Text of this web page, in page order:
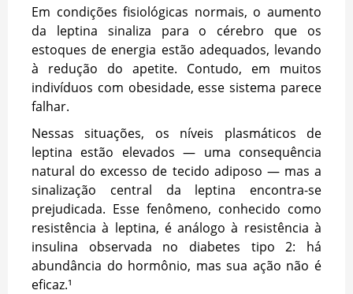
Em condições fisiológicas normais, o aumento
da leptina sinaliza para o cérebro que os
estoques de energia estão adequados, levando
à redução do apetite. Contudo, em muitos
indivíduos com obesidade, esse sistema parece
falhar.
Nessas situações, os níveis plasmáticos de
leptina estão elevados — uma consequência
natural do excesso de tecido adiposo — mas a
sinalização central da leptina encontra-se
prejudicada. Esse fenômeno, conhecido como
resistência à leptina, é análogo à resistência à
insulina observada no diabetes tipo 2: há
abundância do hormônio, mas sua ação não é
eficaz.¹